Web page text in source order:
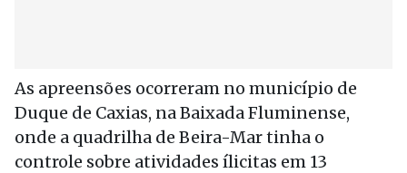
As apreensões ocorreram no município de
Duque de Caxias, na Baixada Fluminense,
onde a quadrilha de Beira-Mar tinha o
controle sobre atividades ílicitas em 13